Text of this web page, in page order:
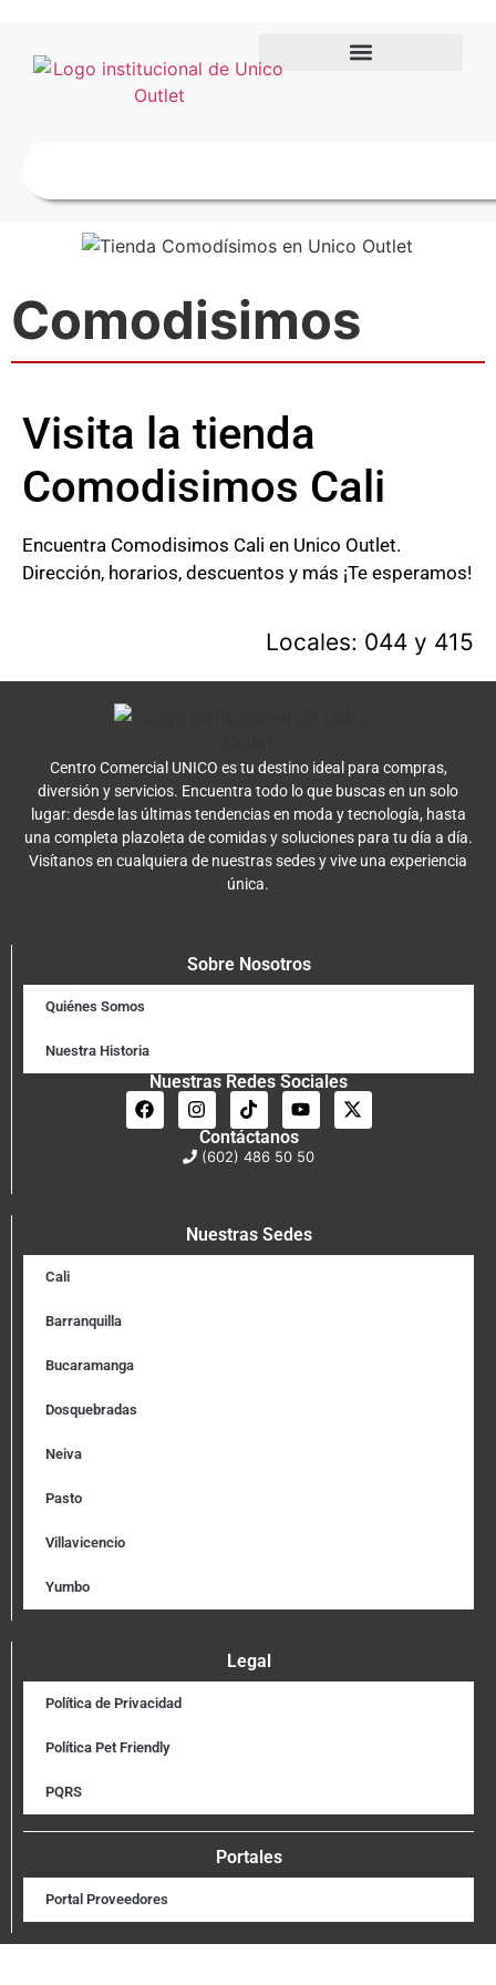
Comodisimos
Visita la tienda
Comodisimos Cali
Encuentra Comodisimos Cali en Unico Outlet.
Dirección, horarios, descuentos y más ¡Te esperamos!
Locales: 044 y 415
Centro Comercial UNICO es tu destino ideal para compras,
diversión y servicios. Encuentra todo lo que buscas en un solo
lugar: desde las últimas tendencias en moda y tecnología, hasta
una completa plazoleta de comidas y soluciones para tu día a día.
Visítanos en cualquiera de nuestras sedes y vive una experiencia
única.
Sobre Nosotros
Quiénes Somos
Nuestra Historia
Nuestras Redes Sociales
Contáctanos
(602) 486 50 50
Nuestras Sedes
Cali
Barranquilla
Bucaramanga
Dosquebradas
Neiva
Pasto
Villavicencio
Yumbo
Legal
Política de Privacidad
Política Pet Friendly
PQRS
Portales
Portal Proveedores